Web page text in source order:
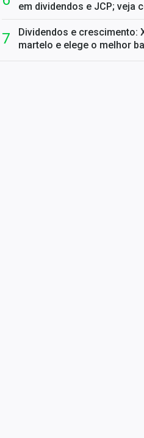
em dividendos e JCP; veja
Dividendos e crescimento:
martelo e elege o melhor